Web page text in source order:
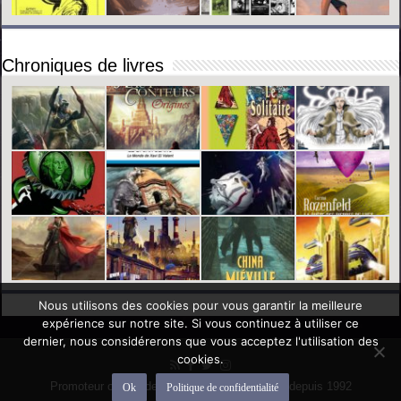
Chroniques de livres
Promoteur officiel des mondes de l'imaginaire depuis 1992
Nous utilisons des cookies pour vous garantir la meilleure
expérience sur notre site. Si vous continuez à utiliser ce
dernier, nous considérerons que vous acceptez l'utilisation des
cookies.
Ok Politique de confidentialité